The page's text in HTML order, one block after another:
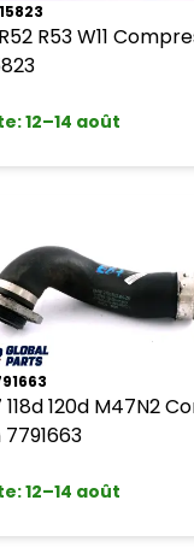
R53 W11
:12–14 août
118d 120d M47N2
:12–14 août